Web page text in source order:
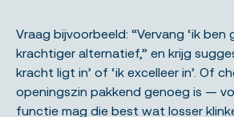
Vraag bijvoorbeeld: “Vervang ‘ik ben
krachtiger alternatief,” en krijg
kracht ligt in’ of ‘ik excelleer in’. Of
openingszin pakkend genoeg is —
functie mag die best wat losser